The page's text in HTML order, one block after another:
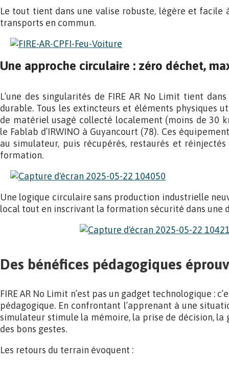
Le tout tient dans une valise robuste, légère et facile
transports en commun.
Une approche circulaire : zéro déchet,
L’une des singularités de FIRE AR No Limit tient
durable. Tous les extincteurs et éléments physiques
de matériel usagé collecté localement (moins de 30
le Fablab d’IRWINO à Guyancourt (78). Ces
au simulateur, puis récupérés, restaurés et
formation.
Une logique circulaire sans production industrielle
local tout en inscrivant la formation sécurité dans une
Des bénéfices pédagogiques
FIRE AR No Limit n’est pas un gadget technologique :
pédagogique. En confrontant l’apprenant à une
simulateur stimule la mémoire, la prise de décision, la
des bons gestes.
Les retours du terrain évoquent :